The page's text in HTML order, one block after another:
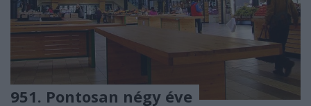
951. Pontosan négy éve